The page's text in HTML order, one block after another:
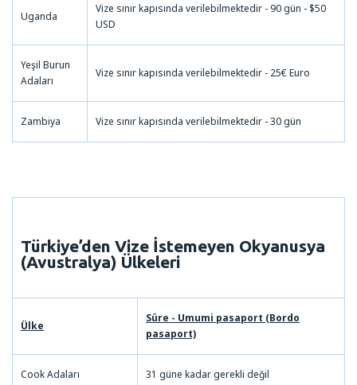
Uganda
Vize sınır kapısında verilebilmektedir - 90 gün - $50
USD
Yeşil Burun
Adaları
Vize sınır kapısında verilebilmektedir - 25€ Euro
Zambiya Vize sınır kapısında verilebilmektedir - 30 gün
Türkiye’den Vize İstemeyen Okyanusya
(Avustralya) Ülkeleri
Ülke
Süre - Umumi pasaport (Bordo
pasaport)
Cook Adaları 31 güne kadar gerekli değil